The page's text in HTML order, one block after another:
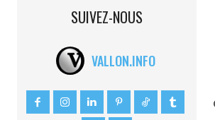
SUIVEZ-NOUS
VALLON.INFO